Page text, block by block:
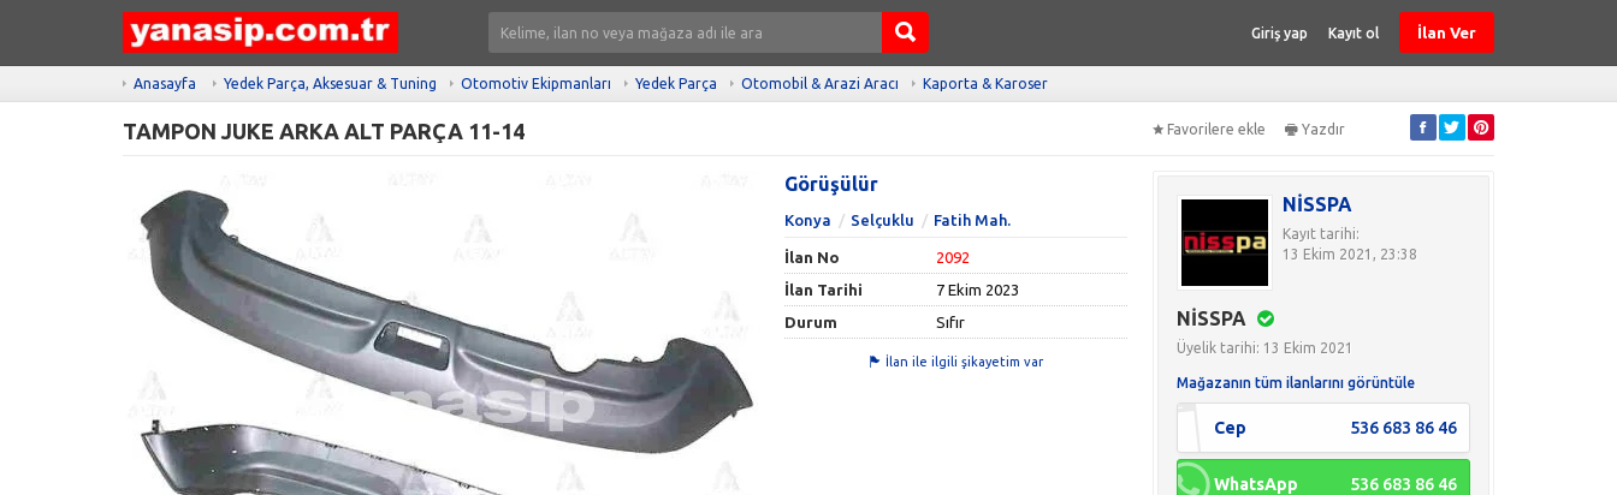
Giriş yap Kayıt ol İlan Ver
Anasayfa Yedek Parça, Aksesuar & Tuning Otomotiv Ekipmanları Yedek Parça Otomobil & Arazi Aracı Kaporta & Karoser
TAMPON JUKE ARKA ALT PARÇA 11-14 Favorilere ekle Yazdır
Görüşülür
Konya Selçuklu Fatih Mah.
İlan No
2092
İlan Tarihi
7 Ekim 2023
Durum
Sıfır
İlan ile ilgili şikayetim var
NİSSPA
Kayıt tarihi:
13 Ekim 2021, 23:38
NİSSPA
Üyelik tarihi: 13 Ekim 2021
Mağazanın tüm ilanlarını görüntüle
Cep 536 683 86 46
WhatsApp 536 683 86 46